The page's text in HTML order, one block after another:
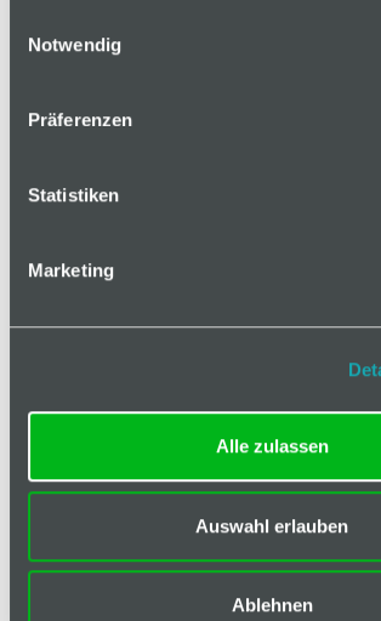
Notwendig
Präferenzen
Statistiken
Marketing
Alle zulassen
Auswahl erlauben
Ablehnen